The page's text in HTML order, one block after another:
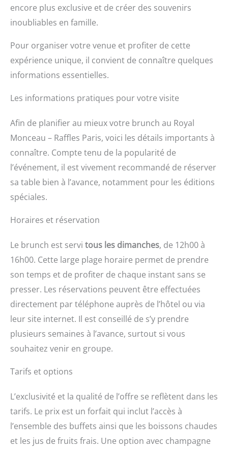
encore plus exclusive et de créer des souvenirs
inoubliables en famille.
Pour organiser votre venue et profiter de cette
expérience unique, il convient de connaître quelques
informations essentielles.
Les informations pratiques pour votre visite
Afin de planifier au mieux votre brunch au Royal
Monceau – Raffles Paris, voici les détails importants à
connaître. Compte tenu de la popularité de
l’événement, il est vivement recommandé de réserver
sa table bien à l’avance, notamment pour les éditions
spéciales.
Horaires et réservation
Le brunch est servi tous les dimanches, de 12h00 à
16h00. Cette large plage horaire permet de prendre
son temps et de profiter de chaque instant sans se
presser. Les réservations peuvent être effectuées
directement par téléphone auprès de l’hôtel ou via
leur site internet. Il est conseillé de s’y prendre
plusieurs semaines à l’avance, surtout si vous
souhaitez venir en groupe.
Tarifs et options
L’exclusivité et la qualité de l’offre se reflètent dans les
tarifs. Le prix est un forfait qui inclut l’accès à
l’ensemble des buffets ainsi que les boissons chaudes
et les jus de fruits frais. Une option avec champagne